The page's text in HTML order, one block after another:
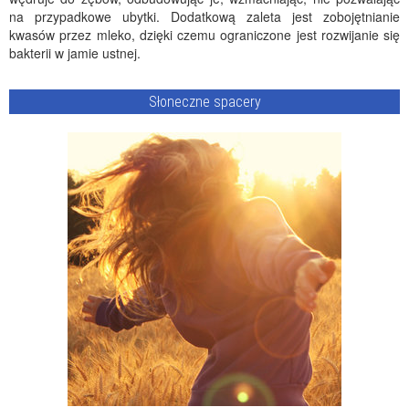
na przypadkowe ubytki. Dodatkową zaleta jest zobojętnianie
kwasów przez mleko, dzięki czemu ograniczone jest rozwijanie się
bakterii w jamie ustnej.
Słoneczne spacery